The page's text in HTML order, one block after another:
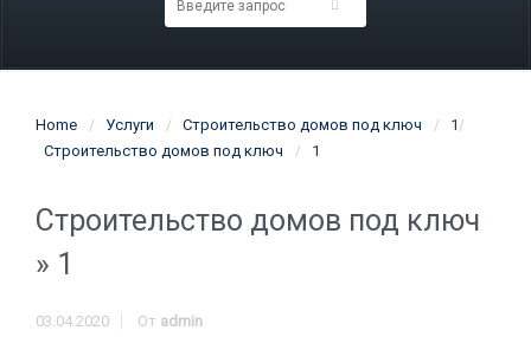
Home Услуги Строительство домов под ключ
1
Строительство домов под ключ
1
Строительство домов под ключ
» 1
03.04.2020 От admin